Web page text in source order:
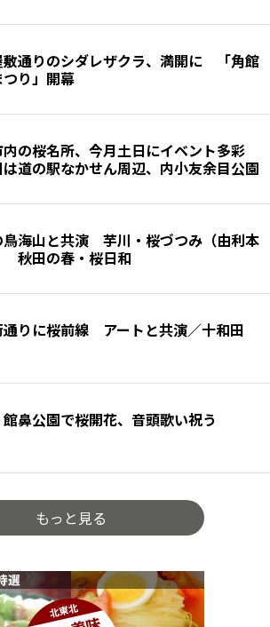
敷通りのシダレザクラ、満開に 「角館
り」開幕
の桜名所、今月土日にイベント多彩
は道の駅なかせん周辺、内小友余目公園
鳥海山と共演 芋川・桜づつみ（由利本
秋田の春・桜日和
通りに桜前線 アートと共演／十和田
鼻公園で桜開花、音頭歌い祝う
もっと見る